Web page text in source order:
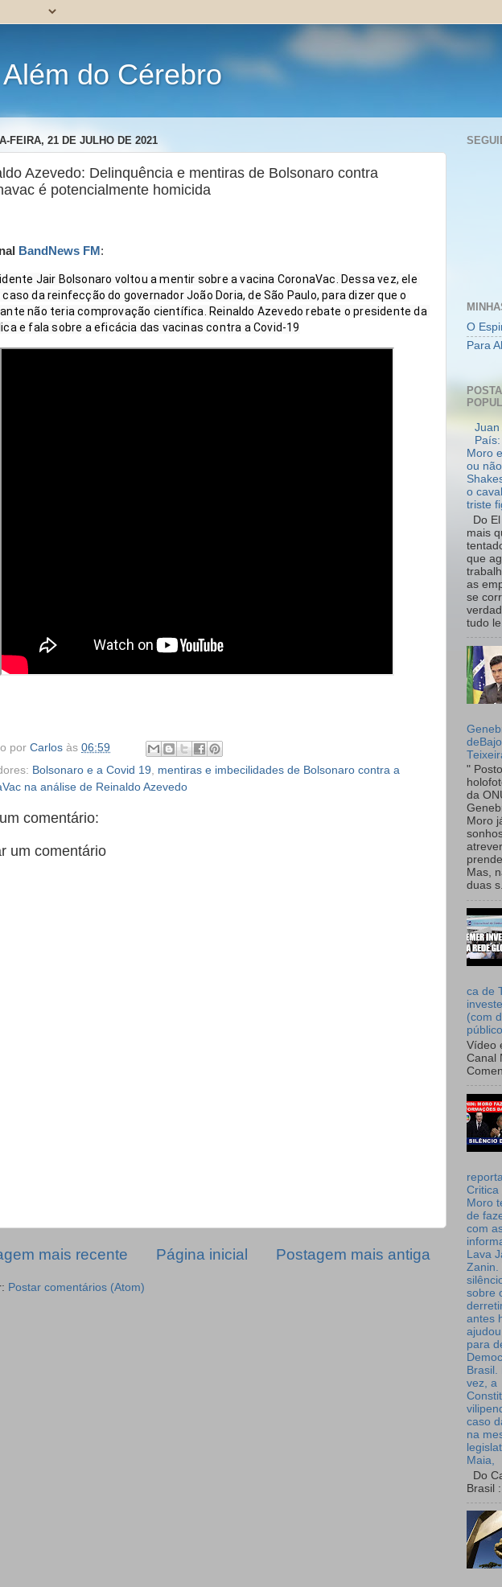
do Cérebro
FEIRA, 21 DE JULHO DE 2021
Azevedo: Delinquência e mentiras de Bolsonaro contra
é potencialmente homicida
BandNews FM :
Jair Bolsonaro voltou a mentir sobre a vacina CoronaVac. Dessa vez, ele
caso da reinfecção do governador João Doria, de São Paulo, para dizer que o
não teria comprovação científica. Reinaldo Azevedo rebate o presidente da
e fala sobre a eficácia das vacinas contra a Covid-19
por Carlos às 06:59
Bolsonaro e a Covid 19
mentiras e imbecilidades de Bolsonaro contra a
na análise de Reinaldo Azevedo
comentário:
um comentário
mais recente Postagem mais antiga
Página inicial
Postar comentários (Atom)
O
Para
Juan
Moro
ou
o
triste
Do
mais
que
as
se
tudo
"
da
Moro
Mas,
duas
ca de
(com
Vídeo
Canal
Critica
Moro
de
com
Lava
Zanin.
sobre
antes
para
Brasil.
vez, a
caso
na
Maia,
Do
Brasil :